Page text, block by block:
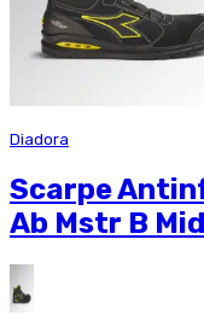
Diadora
Scarpe
Ab Mstr B